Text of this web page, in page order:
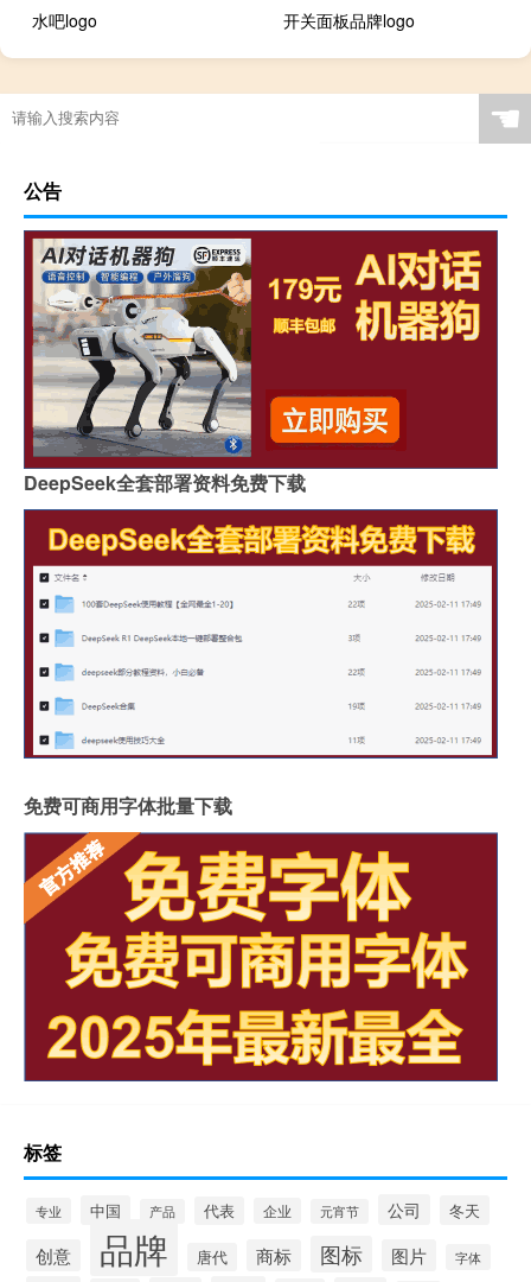
水吧logo 开关面板品牌logo
☚
公告
DeepSeek全套部署资料免费下载
免费可商用字体批量下载
标签
专业 中国 产品 代表 企业 元宵节 公司 冬天
创意 品牌 唐代 商标 图标 图片 字体